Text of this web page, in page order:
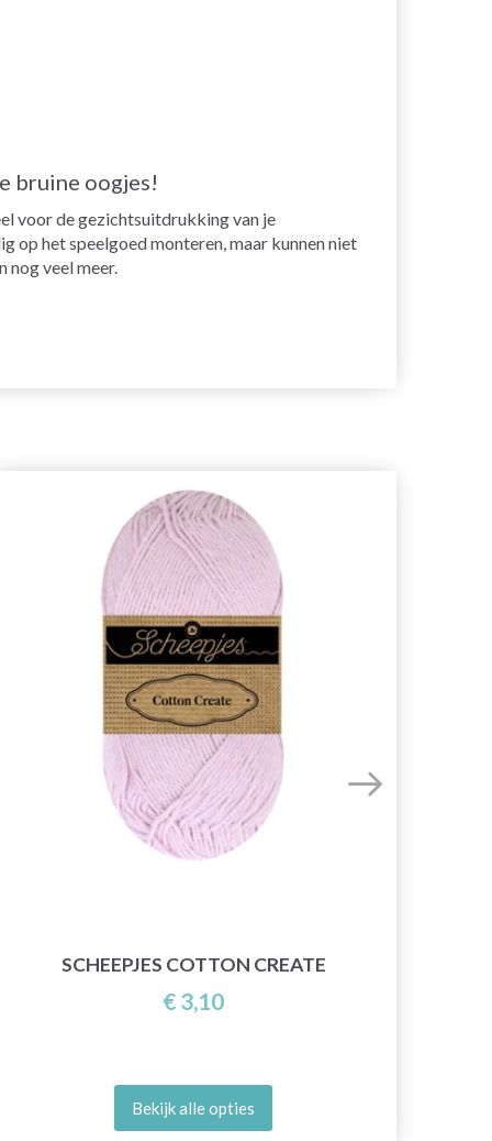
bruine oogjes!
voor de gezichtsuitdrukking van je
op het speelgoed monteren, maar kunnen niet
nog veel meer.
SCHEEPJES COTTON CREATE
€ 3,10
Bekijk alle opties